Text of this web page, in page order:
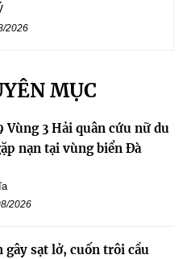
2026
MỤC
Vùng 3 Hải quân cứu nữ du
nạn tại vùng biển Đà
2026
gây sạt lở, cuốn trôi cầu